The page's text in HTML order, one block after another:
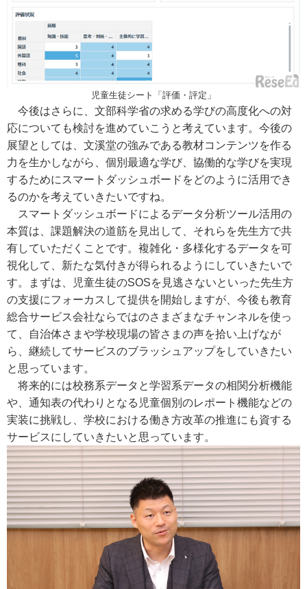
児童生徒シート「評価・評定」
今後はさらに、文部科学省の求める学びの高度化への対
応についても検討を進めていこうと考えています。今後の
展望としては、文溪堂の強みである教材コンテンツを作る
力を生かしながら、個別最適な学び、協働的な学びを実現
するためにスマートダッシュボードをどのように活用でき
るのかを考えていきたいですね。
スマートダッシュボードによるデータ分析ツール活用の
本質は、課題解決の道筋を見出して、それらを先生方で共
有していただくことです。複雑化・多様化するデータを可
視化して、新たな気付きが得られるようにしていきたいで
す。まずは、児童生徒のSOSを見逃さないといった先生方
の支援にフォーカスして提供を開始しますが、今後も教育
総合サービス会社ならではのさまざまなチャンネルを使っ
て、自治体さまや学校現場の皆さまの声を拾い上げなが
ら、継続してサービスのブラッシュアップをしていきたい
と思っています。
将来的には校務系データと学習系データの相関分析機能
や、通知表の代わりとなる児童個別のレポート機能などの
実装に挑戦し、学校における働き方改革の推進にも資する
サービスにしていきたいと思っています。